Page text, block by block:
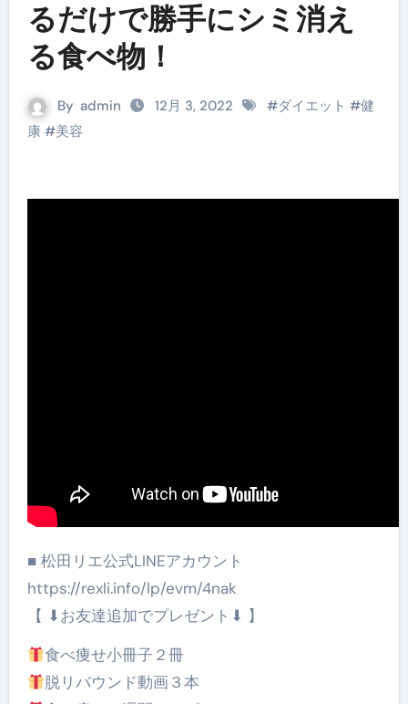
るだけで勝手にシミ消え
る食べ物！
By admin 12月 3, 2022 #ダイエット #健
康#美容
■ 松田リエ公式LINEアカウント
https://rexli.info/lp/evm/4nak
【 ⬇︎お友達追加でプレゼント⬇︎ 】
食べ痩せ小冊子２冊
脱リバウンド動画３本